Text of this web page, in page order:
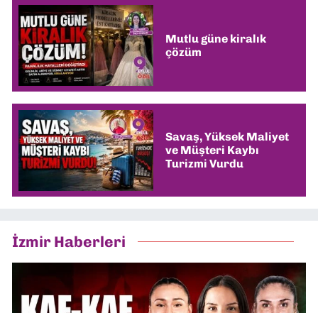
Mutlu güne kiralık
çözüm
Savaş, Yüksek Maliyet
ve Müşteri Kaybı
Turizmi Vurdu
İzmir Haberleri